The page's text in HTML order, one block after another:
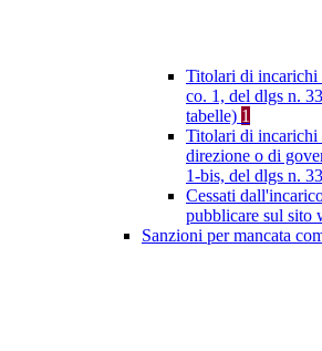
Titolari di
co. 1, del dlgs n.
tabelle) 1
Titolari di incarichi
direzione o di
1-bis, del dlgs n.
Cessati
pubblicare sul sito
Sanzioni per mancata